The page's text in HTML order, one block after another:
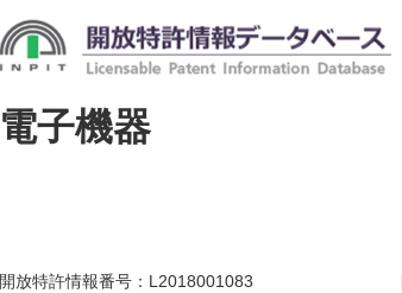
電子機器
開放特許情報番号： L2018001083